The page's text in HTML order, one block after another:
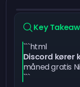
Key
```html
Discord kører
måned gratis
```